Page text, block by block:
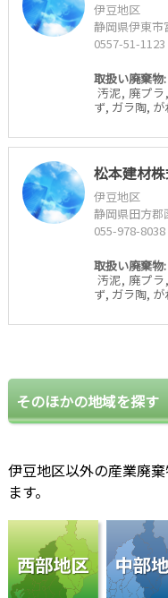
伊豆地区
静岡県伊東市
0557-51-1123
取扱い廃棄物:
汚泥, 廃プ
ず, ガラ陶,
松本建材
伊豆地区
静岡県田方郡
055-978-8038
取扱い廃棄物:
汚泥, 廃プ
ず, ガラ陶,
そのほかの地域を探す
伊豆地区以外の産業廃
ます。